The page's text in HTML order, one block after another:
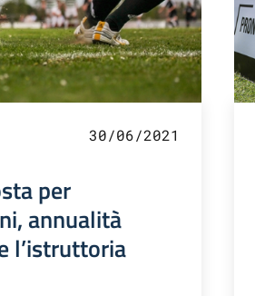
30/06/2021
per
annualità
l’istruttoria